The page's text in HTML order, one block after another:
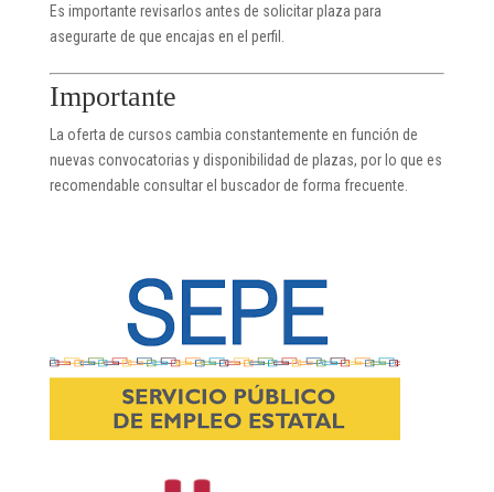
Es importante revisarlos antes de solicitar plaza para
asegurarte de que encajas en el perfil.
Importante
La oferta de cursos cambia constantemente en función de
nuevas convocatorias y disponibilidad de plazas, por lo que es
recomendable consultar el buscador de forma frecuente.